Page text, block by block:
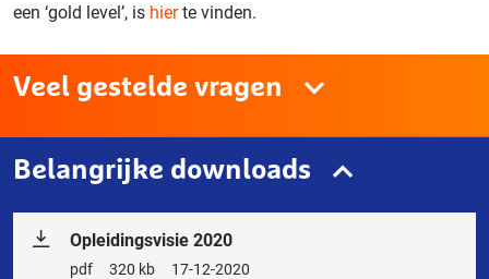
een ‘gold level’, is hierte vinden.
Veel gestelde vragen
Belangrijke downloads
Opleidingsvisie 2020
Bestandstype
pdf Bestandsgrootte
320 kb Releasedatum
17-12-2020